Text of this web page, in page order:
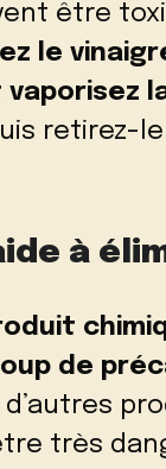
être
le
retirez-
à
de
très